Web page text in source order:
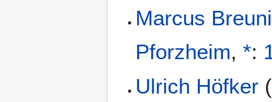
Marcus
Pforzheim,*:
Ulrich Höfker (